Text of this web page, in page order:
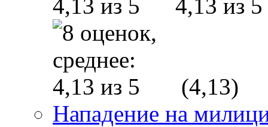
(4,13)
Нападение на